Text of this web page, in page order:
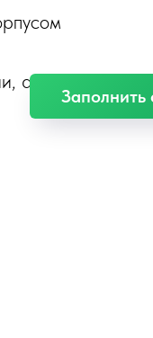
Заполнить
а также